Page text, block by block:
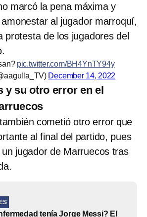
marcó la pena máxima y
al jugador marroquí,
protesta de los jugadores del
pic.twitter.com/BH4YnTY94y
December 14, 2022
y su otro error en el
cometió otro error que
al final del partido, pues
jugador de Marruecos tras
tenía Jorge Messi? El